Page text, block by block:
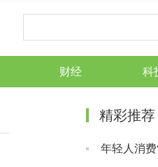
财经 科
精彩推荐